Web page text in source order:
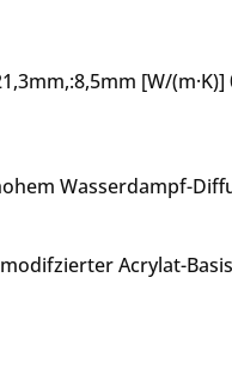
[W/(m·K)]
Wasserdampf-
Acrylat-